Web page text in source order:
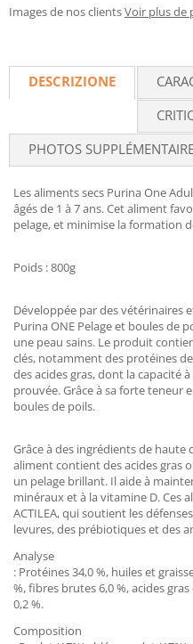
Images de nos clientsVoir plus de
DESCRIZIONE
PHOTOS
Les aliments secs Purina One
âgés de 1 à 7 ans. Cet aliment
pelage, et minimise la formation
Poids : 800g
Développée par des vétérinaires
Purina ONE Pelage et boules de
une peau sains. Le produit
clés, notamment des protéines
des acides gras, dont la capacité
prouvée. Grâce à sa forte teneur
boules de poils.
Grâce à des ingrédients de
aliment contient des acides gras
un pelage brillant. Il aide à
minéraux et à la vitamine D. Ces
ACTILEA, qui soutient les
levures, des prébiotiques et des
Analyse
: Protéines 34,0 %, huiles et
%, fibres brutes 6,0 %, acides
0,2 %.
Composition